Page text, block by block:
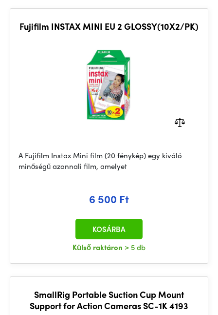
Fujifilm INSTAX MINI EU 2 GLOSSY(10X2/PK)
A Fujifilm Instax Mini film (20 fénykép) egy kiváló
minőségű azonnali film, amelyet
6 500 Ft
Külső raktáron > 5 db
KOSÁRBA
SmallRig Portable Suction Cup Mount
Support for Action Cameras SC-1K 4193